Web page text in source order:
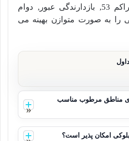
در حفاظ بوته ای تراکم 53, بازدارندگی عبور, دوام
را به صورت متوازن بهینه می
مناطق مرطوب مناسب
امکان پذیر است؟